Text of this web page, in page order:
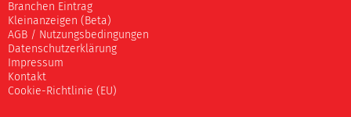
Branchen Eintrag
Kleinanzeigen (Beta)
AGB / Nutzungsbedingungen
Datenschutzerklärung
Impressum
Kontakt
Cookie-Richtlinie (EU)